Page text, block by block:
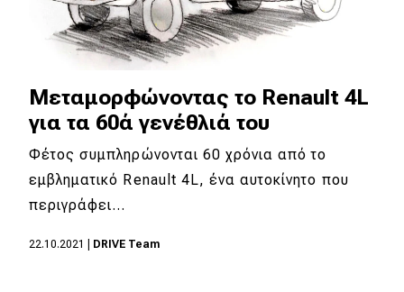
Χρηστικά
Συμβουλές
ΚΤΕΟ
Οδική βοήθεια
eDRIVE
DRIVE USED
Μεταμορφώνοντας το Renault 4L
για τα 60ά γενέθλιά του
Φέτος συμπληρώνονται 60 χρόνια από το
εμβληματικό Renault 4L, ένα αυτοκίνητο που
περιγράφει…
22.10.2021 DRIVE Team